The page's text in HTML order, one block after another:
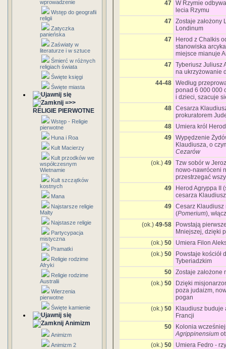
wprowadzenie
Wstęp do geografii
religii
Zatyczka
panieńska
Zaświaty w
literaturze i w sztuce
Śmierć w różnych
religiach świata
Święte księgi
Święte miasta
=>>
RELIGIE PIERWOTNE
Wstęp - Religie
pierwotne
Huna i Roa
Kult Macierzy
Kult przodków we
współczesnym
Wietnamie
Kult szczątków
kostnych
Mana
Najstarsze religie
Malty
Najstasze religie
Partycypacja
mistyczna
Pramatki
Religie rodzime
Afryki
Religie rodzime
Australii
Wierzenia
pierwotne
Święte kamienie
Animizm
Animizm
Animizm 2
47 W Rzymie
lecia Rzymu
47 Zostaje założony
Londinum
47
Herod z Chalkis
stanowiska
miejsce mianuje
47 Tyberiusz Juliusz
na ukrzyżowanie
44-48 Według
ponad 6 000 000
i dzieci, szacuje
48 Cesarza
prokuratorem
48
Umiera król
49 Wypędzenie
Klaudiusza, o
Cezarów
(ok.) 49 Tzw sobór w
nowo-nawróceni
przestrzegać
49
Herod Agryppa II
cesarza
49 Cesarz Klaudiusz
(Pomerium),
(ok.) 49-58
Powstają
Mniejszej, dzięki
(ok.) 50
Umiera Filon
(ok.) 50
Powstaje kościół
Tyberiadzkim
50 Zostaje założone
(ok.) 50
Dzięki
poza judaizm,
pogan
(ok.) 50
Klaudiusz buduje
Francji
50
Kolonia
Agrippinensium
(ok.) 50
Umiera Fedro -